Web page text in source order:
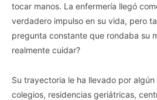
tocar manos. La enfermería llegó
verdadero impulso en su vida, pero
pregunta constante que rondaba su
realmente cuidar?
Su trayectoria le ha llevado por
colegios, residencias geriátricas,